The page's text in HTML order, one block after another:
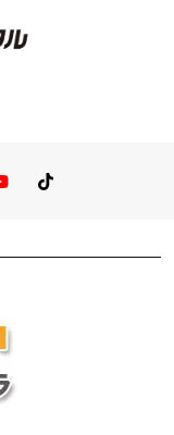
You TubeTikTok